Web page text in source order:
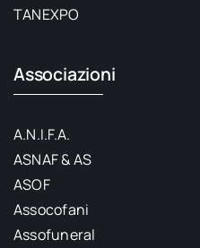
TANEXPO
Associazioni
A.N.I.F.A.
ASNAF & AS
ASOF
Assocofani
Assofuneral